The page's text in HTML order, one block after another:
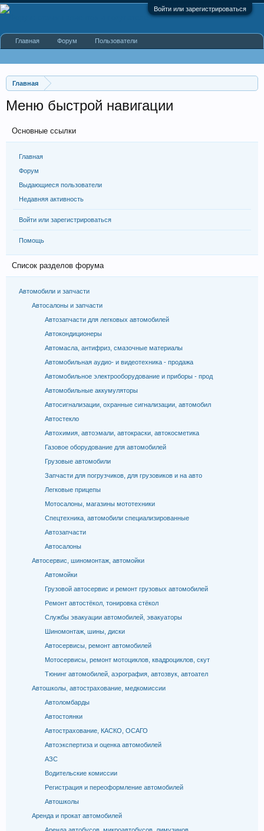
Войти или зарегистрироваться
Главная
Меню быстрой навигации
Основные ссылки
Главная
Форум
Выдающиеся пользователи
Недавняя активность
Войти или зарегистрироваться
Помощь
Список разделов форума
Автомобили и запчасти
Автосалоны и запчасти
Автозапчасти для легковых автомобилей
Автокондиционеры
Автомасла, антифриз, смазочные материалы
Автомобильная аудио- и видеотехника - продажа
Автомобильное электрооборудование и приборы - прод
Автомобильные аккумуляторы
Автосигнализации, охранные сигнализации, автомобил
Автостекло
Автохимия, автоэмали, автокраски, автокосметика
Газовое оборудование для автомобилей
Грузовые автомобили
Запчасти для погрузчиков, для грузовиков и на авто
Легковые прицепы
Мотосалоны, магазины мототехники
Спецтехника, автомобили специализированные
Автозапчасти
Автосалоны
Автосервис, шиномонтаж, автомойки
Автомойки
Грузовой автосервис и ремонт грузовых автомобилей
Ремонт автостёкол, тонировка стёкол
Службы эвакуации автомобилей, эвакуаторы
Шиномонтаж, шины, диски
Автосервисы, ремонт автомобилей
Мотосервисы, ремонт мотоциклов, квадроциклов, скут
Тюнинг автомобилей, аэрография, автозвук, автоател
Автошколы, автострахование, медкомиссии
Автоломбарды
Автостоянки
Автострахование, КАСКО, ОСАГО
Автоэкспертиза и оценка автомобилей
АЗС
Водительские комиссии
Регистрация и переоформление автомобилей
Автошколы
Аренда и прокат автомобилей
Главная Форум Пользователи